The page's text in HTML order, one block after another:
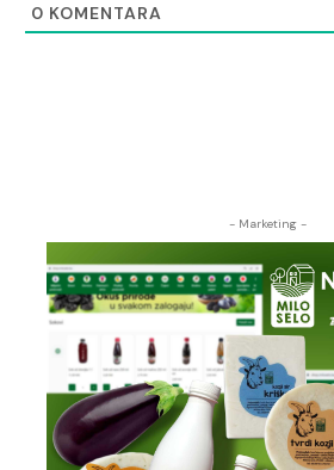
0 KOMENTARA
- Marketing -